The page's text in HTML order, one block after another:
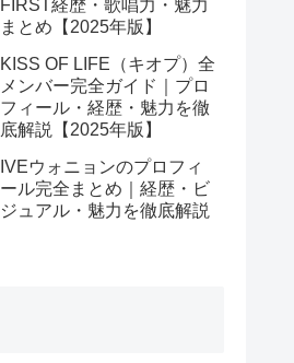
FIRST経歴・歌唱力・魅力
まとめ【2025年版】
KISS OF LIFE（キオプ）全
メンバー完全ガイド｜プロ
フィール・経歴・魅力を徹
底解説【2025年版】
IVEウォニョンのプロフィ
ール完全まとめ｜経歴・ビ
ジュアル・魅力を徹底解説